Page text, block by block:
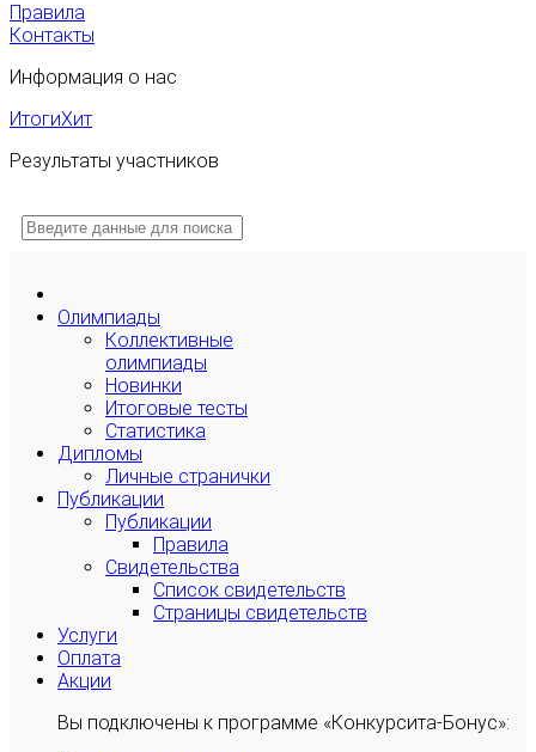
Правила
Контакты
Информация о нас
ИтогиХит
Результаты участников
Олимпиады
Коллективные
олимпиады
Новинки
Итоговые тесты
Статистика
Дипломы
Личные странички
Публикации
Публикации
Правила
Свидетельства
Список свидетельств
Страницы свидетельств
Услуги
Оплата
Акции
Вы подключены к программе «Конкурсита-Бонус»: